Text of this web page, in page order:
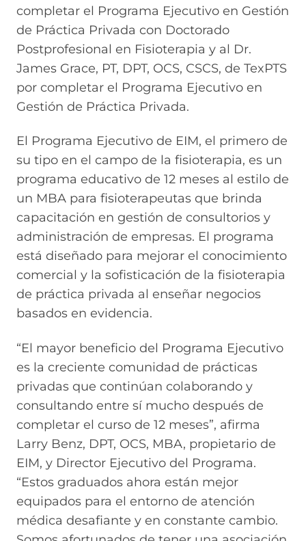
completar el Programa Ejecutivo en Gestión
de Práctica Privada con Doctorado
Postprofesional en Fisioterapia y al Dr.
James Grace, PT, DPT, OCS, CSCS, de TexPTS
por completar el Programa Ejecutivo en
Gestión de Práctica Privada.
El Programa Ejecutivo de EIM, el primero de
su tipo en el campo de la fisioterapia, es un
programa educativo de 12 meses al estilo de
un MBA para fisioterapeutas que brinda
capacitación en gestión de consultorios y
administración de empresas. El programa
está diseñado para mejorar el conocimiento
comercial y la sofisticación de la fisioterapia
de práctica privada al enseñar negocios
basados en evidencia.
“El mayor beneficio del Programa Ejecutivo
es la creciente comunidad de prácticas
privadas que continúan colaborando y
consultando entre sí mucho después de
completar el curso de 12 meses”, afirma
Larry Benz, DPT, OCS, MBA, propietario de
EIM, y Director Ejecutivo del Programa.
“Estos graduados ahora están mejor
equipados para el entorno de atención
médica desafiante y en constante cambio.